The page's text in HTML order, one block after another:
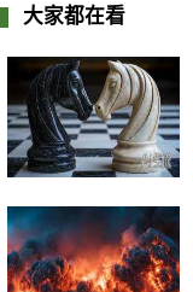
大家都在看